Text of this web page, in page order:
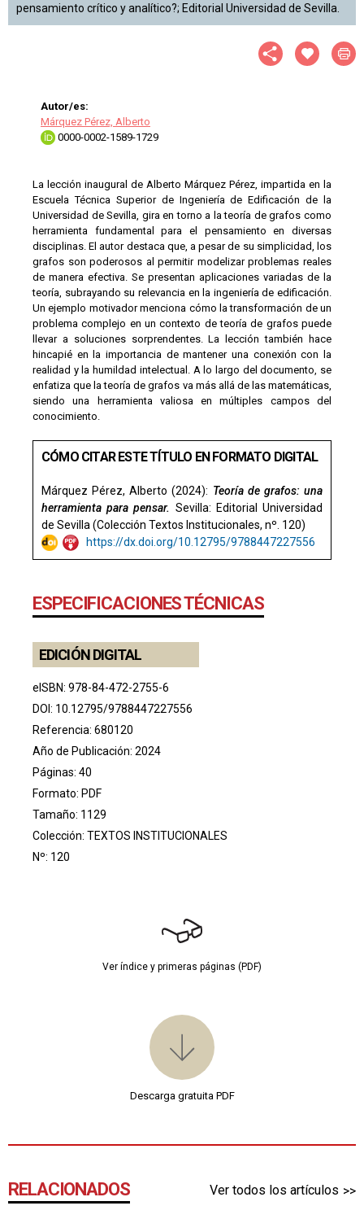
pensamiento crítico y analítico?; Editorial Universidad de Sevilla.
Autor/es:
Márquez Pérez, Alberto
0000-0002-1589-1729
La lección inaugural de Alberto Márquez Pérez, impartida en la
Escuela Técnica Superior de Ingeniería de Edificación de la
Universidad de Sevilla, gira en torno a la teoría de grafos como
herramienta fundamental para el pensamiento en diversas
disciplinas. El autor destaca que, a pesar de su simplicidad, los
grafos son poderosos al permitir modelizar problemas reales
de manera efectiva. Se presentan aplicaciones variadas de la
teoría, subrayando su relevancia en la ingeniería de edificación.
Un ejemplo motivador menciona cómo la transformación de un
problema complejo en un contexto de teoría de grafos puede
llevar a soluciones sorprendentes. La lección también hace
hincapié en la importancia de mantener una conexión con la
realidad y la humildad intelectual. A lo largo del documento, se
enfatiza que la teoría de grafos va más allá de las matemáticas,
siendo una herramienta valiosa en múltiples campos del
conocimiento.
CÓMO CITAR ESTE TÍTULO EN FORMATO DIGITAL
Márquez Pérez, Alberto (2024): Teoría de grafos: una
herramienta para pensar. Sevilla: Editorial Universidad
de Sevilla (Colección Textos Institucionales, nº. 120)
https://dx.doi.org/10.12795/9788447227556
ESPECIFICACIONES TÉCNICAS
EDICIÓN DIGITAL
eISBN: 978-84-472-2755-6
DOI: 10.12795/9788447227556
Referencia: 680120
Año de Publicación: 2024
Páginas: 40
Formato: PDF
Tamaño: 1129
Colección: TEXTOS INSTITUCIONALES
Nº: 120
Ver índice y primeras páginas (PDF)
Descarga gratuita PDF
RELACIONADOS Ver todos los artículos